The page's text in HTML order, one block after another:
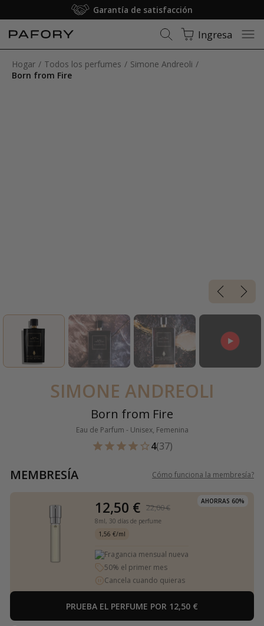
Garantía de satisfacción
Ingresa
Hogar Todos los perfumes
Simone Andreoli
Born from Fire
SIMONE ANDREOLI
Born from Fire
Eau de Parfum - Unisex, Femenina
4(37)
MEMBRESÍA Cómo funciona la membresía?
AHORRAS 60%
12,50 € 22,00 €
8ml, 30 días de perfume
1,56 €/ml
Fragancia mensual nueva
50% el primer mes
Cancela cuando quieras
PRUEBA EL PERFUME POR 12,50 €